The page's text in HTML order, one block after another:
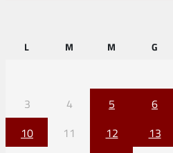
L M M G
3
4 5 6
10
11 12 13